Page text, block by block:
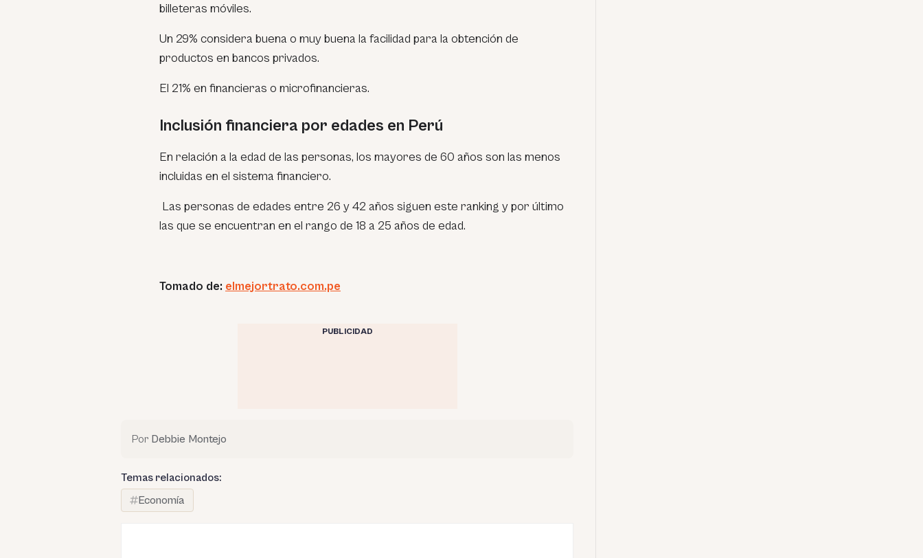
billeteras móviles.
Un 29% considera buena o muy buena la facilidad para la obtención de
productos en bancos privados.
El 21% en financieras o microfinancieras.
Inclusión financiera por edades en Perú
En relación a la edad de las personas, los mayores de 60 años son las menos
incluidas en el sistema financiero.
Las personas de edades entre 26 y 42 años siguen este ranking y por último
las que se encuentran en el rango de 18 a 25 años de edad.
Tomado de: elmejortrato.com.pe
PUBLICIDAD
Por Debbie Montejo
Temas relacionados:
Economía